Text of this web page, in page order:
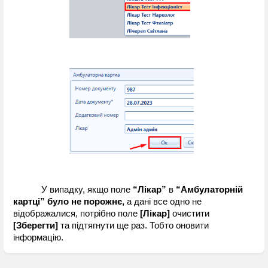
У випадку, якщо поле “Лікар” в “Амбулаторній
картці” було не порожнє, а дані все одно не
відображалися, потрібно поле [Лікар] очистити
[Зберегти] та підтягнути ще раз. Тобто оновити
інформацію.